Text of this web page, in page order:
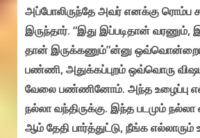
அப்போலிருந்தே அவர் எனக்கு ரொம்ப
இருந்தார். “இது இப்படிதான் வரணும்,
தான் இருக்கணும்”ன்னு
பண்ணி, அதுக்கப்புறம் ஒவ்வொரு
வேலை பண்ணினோம். அந்த உழைப்பு
நல்லா வந்திருக்கு. இந்த படமும் நல்லா
ஆம் தேதி பார்த்துட்டு, நீங்க